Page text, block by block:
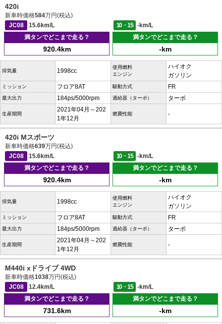
420i
新車時価格584万円(税込)
JC08
15.6km/L 10・15
-km/L
満タンでどこまで走る？
920.4km
満タンでどこまで走る？
-km
排気量 1998cc
使用燃料
エンジン
ハイオク
ガソリン
ミッション フロア8AT 駆動方式 FR
最大出力 184ps/5000rpm 過給器（ターボ） ターボ
生産期間
2021年04月～202
1年12月
燃費性能 -
420i Mスポーツ
新車時価格639万円(税込)
JC08
15.6km/L 10・15
-km/L
満タンでどこまで走る？
920.4km
満タンでどこまで走る？
-km
排気量 1998cc
使用燃料
エンジン
ハイオク
ガソリン
ミッション フロア8AT 駆動方式 FR
最大出力 184ps/5000rpm 過給器（ターボ） ターボ
生産期間
2021年04月～202
1年12月
燃費性能 -
M440i xドライブ 4WD
新車時価格1038万円(税込)
JC08
12.4km/L 10・15
-km/L
満タンでどこまで走る？
731.6km
満タンでどこまで走る？
-km